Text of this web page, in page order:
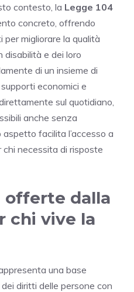
contesto, la Legge 104
concreto, offrendo
migliorare la qualità
disabilità e dei loro
di un insieme di
economici e
sul quotidiano,
anche senza
facilita l’accesso a
necessita di risposte
offerte dalla
chi vive la
una base
diritti delle persone con